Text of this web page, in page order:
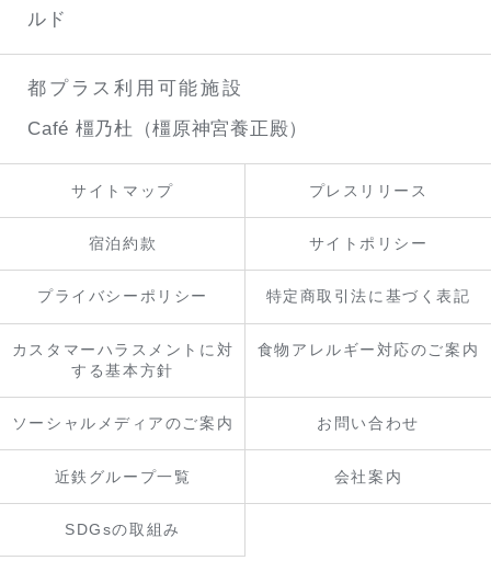
ルド
都プラス利用可能施設
Café 橿乃杜（橿原神宮養正殿）
サイトマップ プレスリリース
宿泊約款 サイトポリシー
プライバシーポリシー 特定商取引法に基づく表記
カスタマーハラスメントに対
する基本方針
食物アレルギー対応のご案内
ソーシャルメディアのご案内 お問い合わせ
近鉄グループ一覧 会社案内
SDGsの取組み